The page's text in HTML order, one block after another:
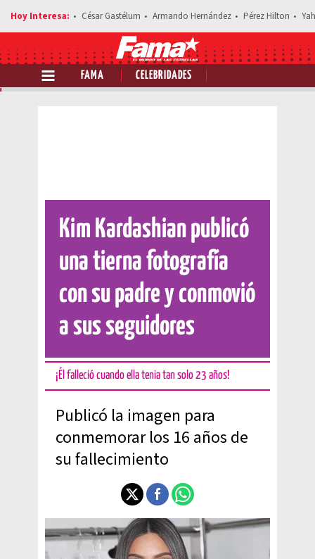
César Gastélum Armando Hernández Pérez Hilton
FAMA CELEBRIDADES
Comparte esta noticia
Kim Kardashian publicó
una tierna fotografía
con su padre y conmovió
a sus seguidores
¡Él falleció cuando ella tenia tan solo 23 años!
Publicó la imagen para
conmemorar los 16 años de
su fallecimiento